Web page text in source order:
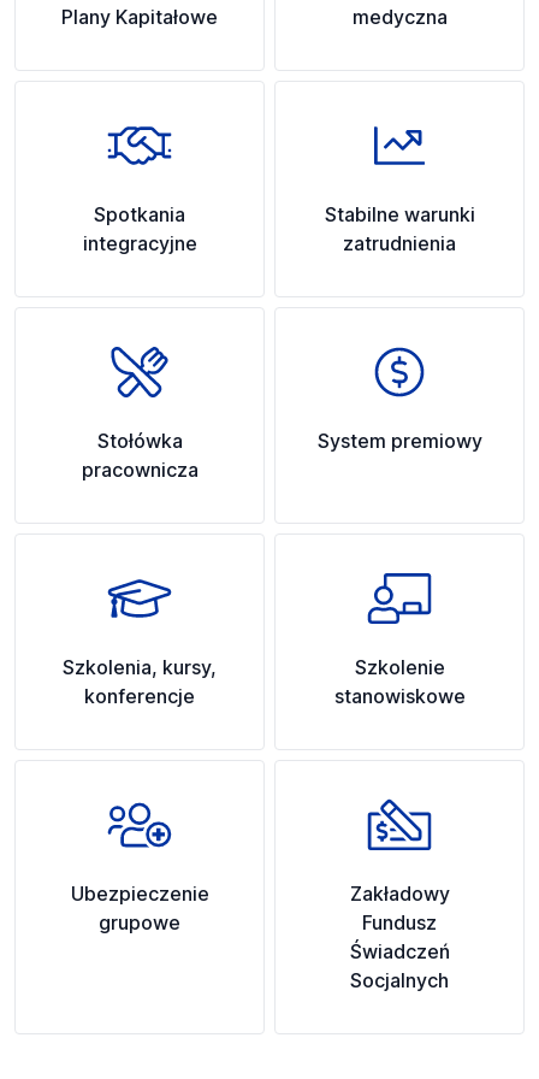
Plany Kapitałowe medyczna
Spotkania
integracyjne
Stabilne warunki
zatrudnienia
Stołówka
pracownicza
System premiowy
Szkolenia, kursy,
konferencje
Szkolenie
stanowiskowe
Ubezpieczenie
grupowe
Zakładowy
Fundusz
Świadczeń
Socjalnych